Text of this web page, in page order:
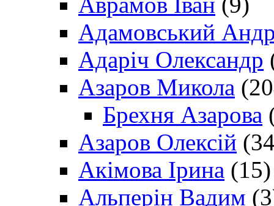
Адамовський
Адаріч Олександр
Азаров Микола
Брехня Азарова
Азаров Олексій
Акімова Ірина (15)
Альперін Вадим